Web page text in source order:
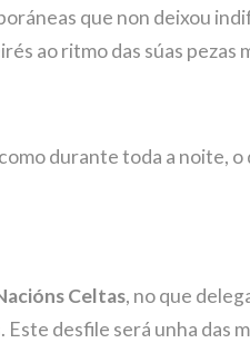
que non deixou
ao ritmo das súas pezas
durante toda a noite,
Celtas, no que
desfile será unha das